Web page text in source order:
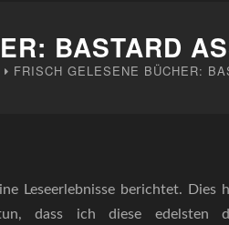
BASTARD
FRISCH GELESENE BÜCHER:
Leseerlebnisse berichtet. Dies
dass ich diese edelsten